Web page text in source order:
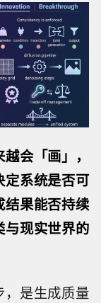
会「画」，
定系统是否可
结果能否持续
与现实世界的
，是生成质量